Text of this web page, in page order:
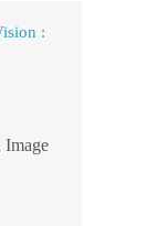
:
Image